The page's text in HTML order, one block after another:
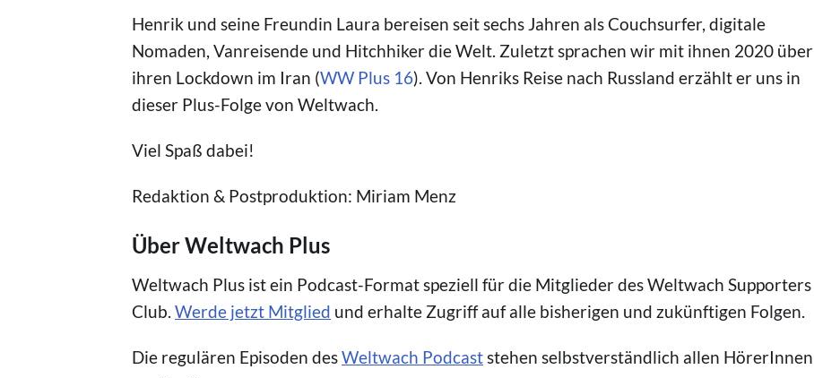
Henrik und seine Freundin Laura bereisen seit sechs Jahren als Couchsurfer, digitale
Nomaden, Vanreisende und Hitchhiker die Welt. Zuletzt sprachen wir mit ihnen 2020 über
ihren Lockdown im Iran (WW Plus 16). Von Henriks Reise nach Russland erzählt er uns in
dieser Plus-Folge von Weltwach.
Viel Spaß dabei!
Redaktion & Postproduktion: Miriam Menz
Über Weltwach Plus
Weltwach Plus ist ein Podcast-Format speziell für die Mitglieder des Weltwach Supporters
Club. Werde jetzt Mitglied und erhalte Zugriff auf alle bisherigen und zukünftigen Folgen.
Die regulären Episoden desWeltwach Podcast stehen selbstverständlich allen HörerInnen